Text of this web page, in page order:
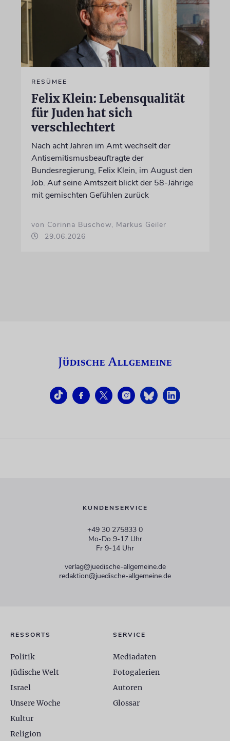
RESÜMEE
Felix Klein: Lebensqualität
für Juden hat sich
verschlechtert
Nach acht Jahren im Amt wechselt der
Antisemitismusbeauftragte der
Bundesregierung, Felix Klein, im August den
Job. Auf seine Amtszeit blickt der 58-Jährige
mit gemischten Gefühlen zurück
von Corinna Buschow, Markus Geiler
29.06.2026
KUNDENSERVICE
+49 30 275833 0
Mo-Do 9-17 Uhr
Fr 9-14 Uhr
verlag@juedische-allgemeine.de
redaktion@juedische-allgemeine.de
RESSORTS
Politik
Jüdische Welt
Israel
Unsere Woche
Kultur
Religion
SERVICE
Mediadaten
Fotogalerien
Autoren
Glossar